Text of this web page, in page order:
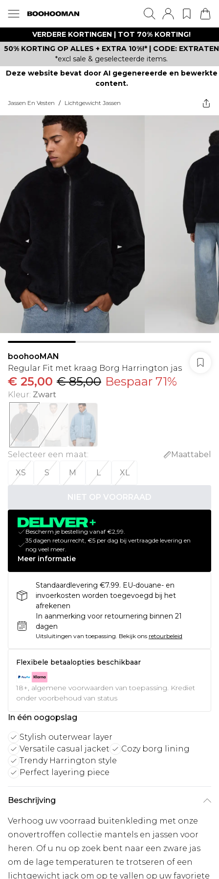
VERDERE KORTINGEN | TOT 70% KORTING!
50% KORTING OP ALLES + EXTRA 10%!* | CODE: EXTRATEN
*excl sale & geselecteerde items.
Deze website bevat door AI gegenereerde en bewerkte
content.
Jassen En Vesten / Lichtgewicht Jassen
boohooMAN
Regular Fit met kraag Borg Harrington jas
€ 25,00 € 85,00 Bespaar 71%
Kleur: Zwart
Selecteer een maat:
Maattabel
XS
S M L XL
NIET OP VOORRAAD
Bescherm je bestelling vanaf €2,99.
35 dagen retourrecht, €5 per dag bij vertraagde levering en
nog veel meer.
Meer informatie
Standaardlevering €7.99. EU-douane- en
invoerkosten worden toegevoegd bij het
afrekenen
In aanmerking voor retournering binnen 21
dagen
Uitsluitingen van toepassing. Bekijk ons retourbeleid
Flexibele betaalopties beschikbaar
18+, algemene voorwaarden van toepassing. Krediet
onder voorbehoud van status
In één oogopslag
Stylish outerwear layer
Versatile casual jacket
Cozy borg lining
Trendy Harrington style
Perfect layering piece
Beschrijving
Verhoog uw voorraad buitenkleding met onze
onovertroffen collectie mantels en jassen voor
heren. Of u nu op zoek bent naar een zware jas
om de lage temperaturen te trotseren of een
lichtgewicht jack om op te vallen op uw favoriete